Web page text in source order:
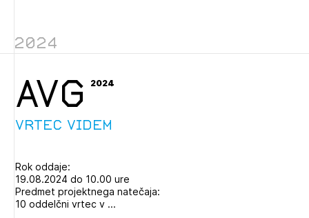
2024
AVG 2024
Vrtec Videm
Rok oddaje:
19.08.2024 do 10.00 ure
Predmet projektnega natečaja:
10 oddelčni vrtec v ...